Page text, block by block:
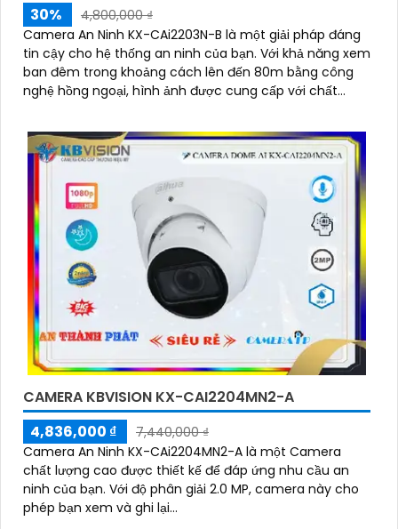
30%
4,800,000 ₫
Camera An Ninh KX-CAi2203N-B là một giải pháp đáng
tin cậy cho hệ thống an ninh của bạn. Với khả năng xem
ban đêm trong khoảng cách lên đến 80m bằng công
nghệ hồng ngoại, hình ảnh được cung cấp với chất
CAMERA KBVISION KX-CAI2204MN2-A
4,836,000 ₫
7,440,000 ₫
Camera An Ninh KX-CAi2204MN2-A là một Camera
chất lượng cao được thiết kế để đáp ứng nhu cầu an
ninh của bạn. Với độ phân giải 2.0 MP, camera này cho
phép bạn xem và ghi lại...